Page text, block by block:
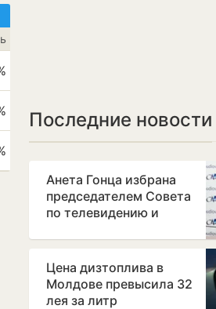
Последние новости
Анета Гонца избрана
председателем Совета
по телевидению и
Лилианы Вицу
Цена дизтоплива в
Молдове превысила 32
лея за литр